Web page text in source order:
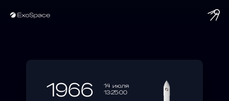
1966
14 июля
13:25:00